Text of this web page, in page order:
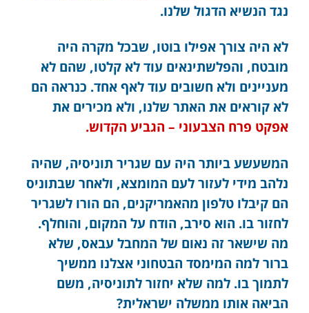
נגד הנשיא הדגול שלנו.
לא היה צורך אפילו בוטו, שבכל מקרה היה
מובטח, והפלשתינאים עוד לא קלטו, שהם לא
מעניינים ולא חשובים עוד לאף אחד. כנראה הם
לא קוראים את האתר שלנו, ולא מכירים את
אפקט פרח הצבעוני – הגביע הקדוש.
המשעשע ביותר היה עם שגריר תוניסיה, שהיה
נלהב מידי לעזור לעם המומצא, ולאחר שבתוניס
הם קיבלו טלפון מהאמריקנים, הם הורו לשגריר
לחזור בו. הוא סירב, הודח על המקום, והוחלף.
מה שישאר זה נאום של המחבל עבאס, שלא
ברור למה המימסד הבטחוני אצלנו ממשיך
לתמוך בו. למה שלא יחזור לתוניסיה, משם
הביאה אותו ממשלה ישראלית?